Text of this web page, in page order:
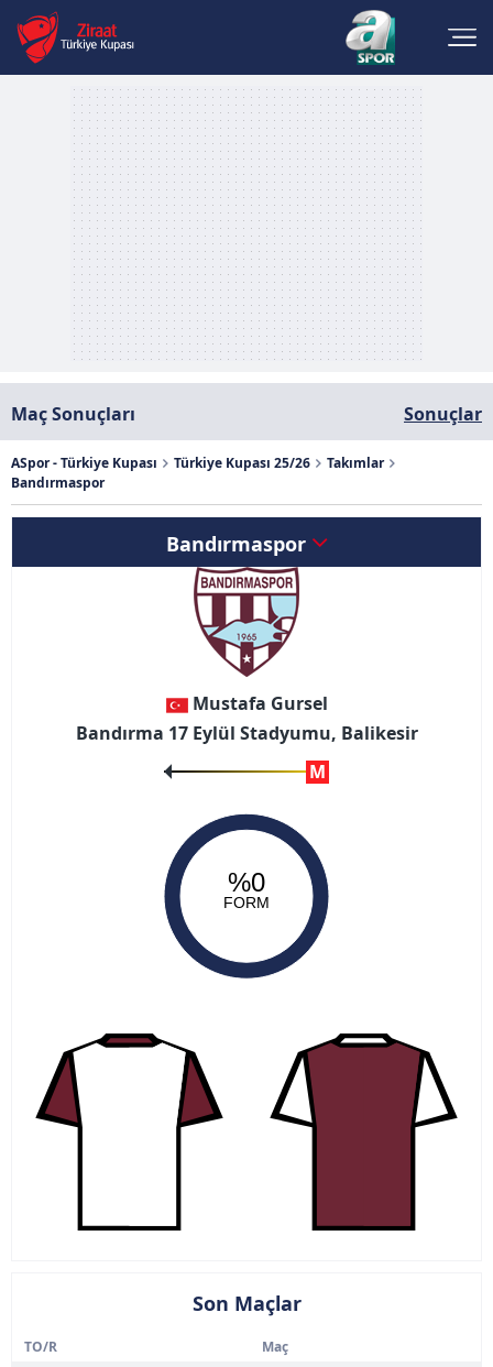
Maç Sonuçları Sonuçlar
ASpor - Türkiye Kupası Türkiye Kupası 25/26
Takımlar
Bandırmaspor
Bandırmaspor
Mustafa Gursel
Bandırma 17 Eylül Stadyumu, Balikesir
M
%0
FORM
Son Maçlar
TO/R Maç